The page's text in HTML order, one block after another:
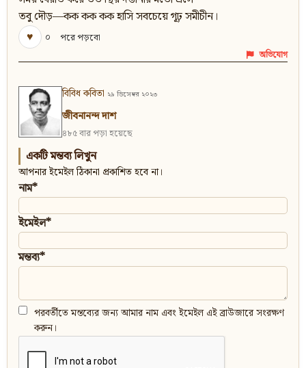
তবু দৌড়—কক কক কক হাসি সবচেয়ে গূঢ় সমীচীন।
♥
০ পরে পড়বো
অভিযোগ
বিবিধ কবিতা ২৯ ডিসেম্বর ২০২৩
জীবনানন্দ দাশ
৪৮৫ বার পড়া হয়েছে
একটি মন্তব্য লিখুন
আপনার ইমেইল ঠিকানা প্রকাশিত হবে না।
নাম*
ইমেইল*
মন্তব্য*
পরবর্তীতে মন্তব্যের জন্য আমার নাম এবং ইমেইল এই ব্রাউজারে সংরক্ষণ
করুন।